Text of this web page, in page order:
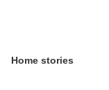
Home stories